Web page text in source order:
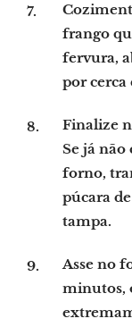
frango
fervura,
por
Finalize
Se já não
forno,
púcara
tampa.
Asse no
minutos,